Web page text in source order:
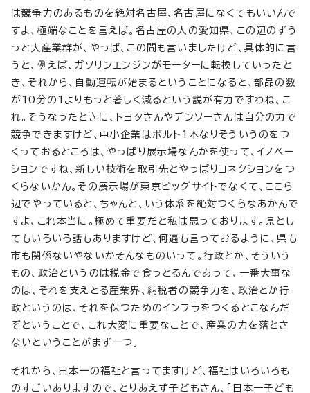
は競争力のあるものを絶対名古屋、名古屋になくてもいいんで
すよ、極端なことを言えば。名古屋の人の愛知県、この辺のずう
っと大産業群が、やっぱ、この間も言いましたけど、具体的に言
うと、例えば、ガソリンエンジンがモーターに転換していったと
き、それから、自動運転が始まるということになると、部品の数
が10分の1よりもっと著しく減るという説が有力ですわね、こ
れ。そうなったときに、トヨタさんやデンソーさんは自分の力で
競争できますけど、中小企業はボルト1本なりそういうのをつ
くっておるところは、やっぱり展示場なんかを使って、イノベー
ションですね、新しい技術を取引先とやっぱりコネクションをつ
くらないかん。その展示場が東京ビッグサイトでなくて、ここら
辺でやっていると、ちゃんと、いう体系を絶対つくらなあかんで
すよ、これ本当に。極めて重要だと私は思っております。県とし
てもいろいろ話もありますけど、何遍も言っておるように、県も
市も関係ないやないかそんなものいって。行政とか、そういう
もの、政治というのは税金で食っとるんであって、一番大事な
のは、それを支えとる産業界、納税者の競争力を、政治とか行
政というのは、それを保つためのインフラをつくるとこなんだ
ぞということで、これ大変に重要なことで、産業の力を落とさ
ないということがまず一つ。
それから、日本一の福祉と言ってますけど、福祉はいろいろも
のすごいありますので、とりあえず子どもさん、「日本一子ども